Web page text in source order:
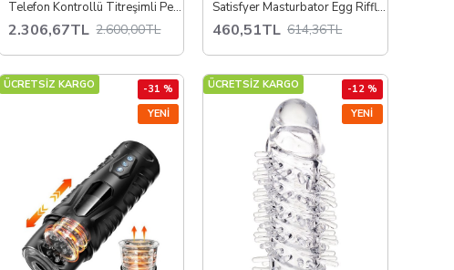
Telefon Kontrollü Titreşimli Penis Halkası
2.306,67TL 2.600,00TL
Satisfyer Masturbator Egg Riffle – Elastik Mastürbatör Yumurta, Dalgalı İç Doku, Esnek TPE, Tek Beden, Taşınabilir ve Gizli Tasarım
460,51TL 614,36TL
YENI
ÜCRETSİZ KARGO -31 %
YENI
ÜCRETSİZ KARGO -12 %